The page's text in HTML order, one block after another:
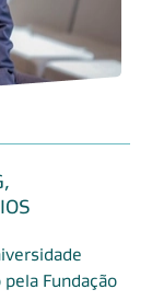
Fundação